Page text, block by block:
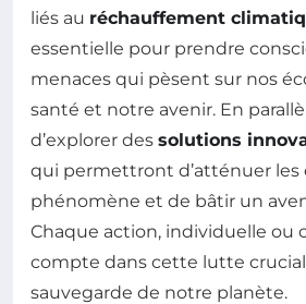
liés au réchauffement
essentielle pour prendre
menaces qui pèsent sur nos
santé et notre avenir. En
d’explorer des solutions
qui permettront d’atténuer les
phénomène et de bâtir un
Chaque action, individuelle ou
compte dans cette lutte
sauvegarde de notre planète.